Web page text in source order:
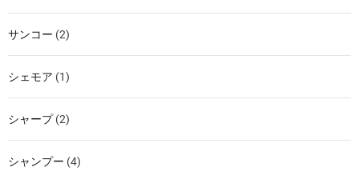
サンコー (2)
シェモア (1)
シャープ(2)
シャンプー (4)